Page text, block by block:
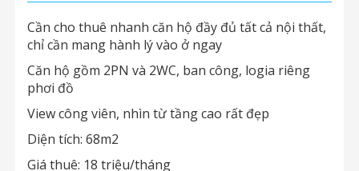
Cần cho thuê nhanh căn hộ đầy đủ tất cả nội thất,
chỉ cần mang hành lý vào ở ngay
Căn hộ gồm 2PN và 2WC, ban công, logia riêng
phơi đồ
View công viên, nhìn từ tầng cao rất đẹp
Diện tích: 68m2
Giá thuê: 18 triệu/tháng